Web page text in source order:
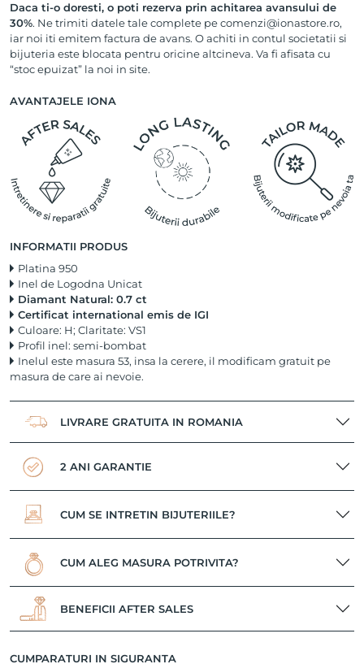
Daca ti-o doresti, o poti rezerva prin achitarea avansului de
30%. Ne trimiti datele tale complete pe comenzi@ionastore.ro,
iar noi iti emitem factura de avans. O achiti in contul societatii si
bijuteria este blocata pentru oricine altcineva. Va fi afisata cu
“stoc epuizat” la noi in site.
AVANTAJELE IONA
INFORMATII PRODUS
Platina 950
Inel de Logodna Unicat
Diamant Natural: 0.7 ct
Certificat international emis de IGI
Culoare: H; Claritate: VS1
Profil inel: semi-bombat
Inelul este masura 53, insa la cerere, il modificam gratuit pe
masura de care ai nevoie.
LIVRARE GRATUITA IN ROMANIA
2 ANI GARANTIE
CUM SE INTRETIN BIJUTERIILE?
CUM ALEG MASURA POTRIVITA?
BENEFICII AFTER SALES
CUMPARATURI IN SIGURANTA